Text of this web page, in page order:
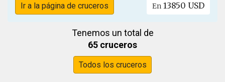
Ir a la página de cruceros En 13850 USD
Tenemos un total de
65 cruceros
Todos los cruceros